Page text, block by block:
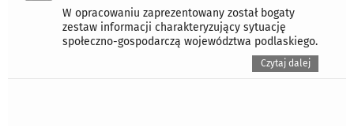
W opracowaniu zaprezentowany został bogaty
zestaw informacji charakteryzujący sytuację
społeczno-gospodarczą województwa podlaskiego.
Czytaj dalej